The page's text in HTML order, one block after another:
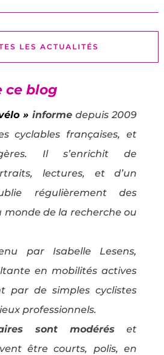
LES ACTUALITÉS
ce blog
» informe depuis 2009
cyclables françaises, et
Il s’enrichit de
lectures, et d’un
régulièrement des
de la recherche ou
par Isabelle Lesens,
en mobilités actives
par de simples cyclistes
professionnels.
sont modéréset
être courts, polis, en